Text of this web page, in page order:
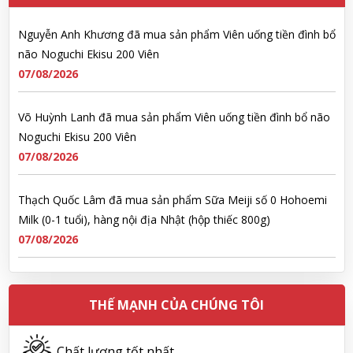
Nguyễn Anh Khương đã mua sản phẩm Viên uống tiền đình bổ
não Noguchi Ekisu 200 Viên
07/08/2026
Võ Huỳnh Lanh đã mua sản phẩm Viên uống tiền đình bổ não
Noguchi Ekisu 200 Viên
07/08/2026
Thạch Quốc Lâm đã mua sản phẩm Sữa Meiji số 0 Hohoemi
Milk (0-1 tuổi), hàng nội địa Nhật (hộp thiếc 800g)
07/08/2026
Ngô Quốc Cường đã mua sản phẩm Sữa Meiji số 0 Hohoemi
Milk (0-1 tuổi), hàng nội địa Nhật (hộp thiếc 800g)
07/08/2026
THẾ MẠNH CỦA CHÚNG TÔI